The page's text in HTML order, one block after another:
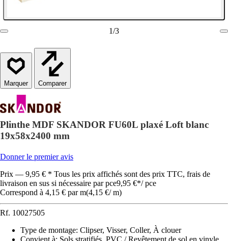
1/3
Comparer
Plinthe MDF SKANDOR FU60L plaxé Loft blanc
19x58x2400 mm
Donner le premier avis
Prix — 9,95 € * Tous les prix affichés sont des prix TTC, frais de
livraison en sus si nécessaire par pce9,95 €*/ pce
Correspond à 4,15 € par m(4,15 €/ m)
Rf. 10027505
Type de montage: Clipser, Visser, Coller, À clouer
Convient à: Sols stratifiés, PVC / Revêtement de sol en vinyle,